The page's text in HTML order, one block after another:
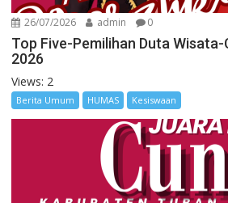
26/07/2026 admin 0
Top Five-Pemilihan Duta Wisata-
2026
Views: 2
Berita Umum HUMAS Kesiswaan